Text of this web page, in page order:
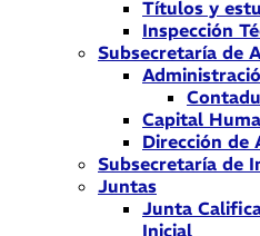
Títulos y
Inspección
Subsecretaría de
Capital
Dirección de
Subsecretaría de
Juntas
Junta
Inicial